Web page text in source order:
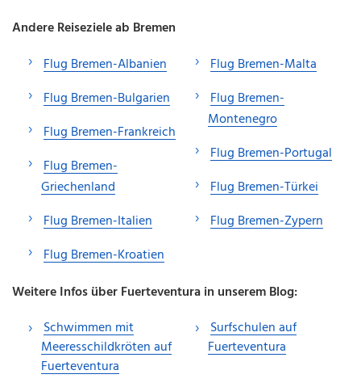
Andere Reiseziele ab Bremen
Flug Bremen-Albanien
Flug Bremen-Bulgarien
Flug Bremen-Frankreich
Flug Bremen-
Griechenland
Flug Bremen-Italien
Flug Bremen-Kroatien
Flug Bremen-Malta
Flug Bremen-
Montenegro
Flug Bremen-Portugal
Flug Bremen-Türkei
Flug Bremen-Zypern
Weitere Infos über Fuerteventura in unserem Blog:
Schwimmen mit
Meeresschildkröten auf
Fuerteventura
Surfschulen auf
Fuerteventura